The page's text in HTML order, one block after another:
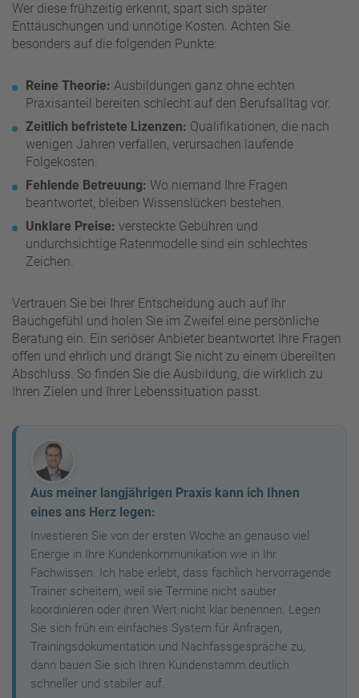
Wer diese frühzeitig erkennt, spart sich später
Enttäuschungen und unnötige Kosten. Achten Sie
besonders auf die folgenden Punkte:
Reine Theorie: Ausbildungen ganz ohne echten
Praxisanteil bereiten schlecht auf den Berufsalltag vor.
Zeitlich befristete Lizenzen: Qualifikationen, die nach
wenigen Jahren verfallen, verursachen laufende
Folgekosten.
Fehlende Betreuung: Wo niemand Ihre Fragen
beantwortet, bleiben Wissenslücken bestehen.
Unklare Preise: versteckte Gebühren und
undurchsichtige Ratenmodelle sind ein schlechtes
Zeichen.
Vertrauen Sie bei Ihrer Entscheidung auch auf Ihr
Bauchgefühl und holen Sie im Zweifel eine persönliche
Beratung ein. Ein seriöser Anbieter beantwortet Ihre Fragen
offen und ehrlich und drängt Sie nicht zu einem übereilten
Abschluss. So finden Sie die Ausbildung, die wirklich zu
Ihren Zielen und Ihrer Lebenssituation passt.
Aus meiner langjährigen Praxis kann ich Ihnen
eines ans Herz legen:
Investieren Sie von der ersten Woche an genauso viel
Energie in Ihre Kundenkommunikation wie in Ihr
Fachwissen. Ich habe erlebt, dass fachlich hervorragende
Trainer scheitern, weil sie Termine nicht sauber
koordinieren oder ihren Wert nicht klar benennen. Legen
Sie sich früh ein einfaches System für Anfragen,
Trainingsdokumentation und Nachfassgespräche zu,
dann bauen Sie sich Ihren Kundenstamm deutlich
schneller und stabiler auf.